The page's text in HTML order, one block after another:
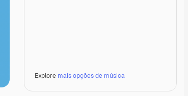
Explore mais opções de música